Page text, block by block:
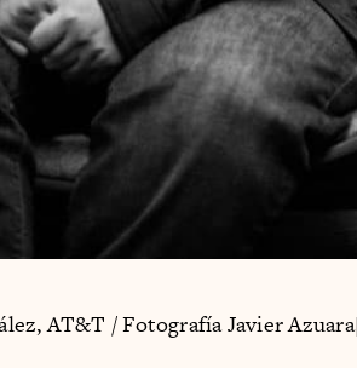
AT&T / Fotografía Javier